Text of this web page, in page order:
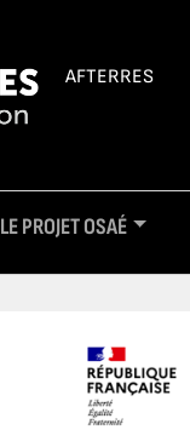
AFTERRES
LE PROJET OSAÉ